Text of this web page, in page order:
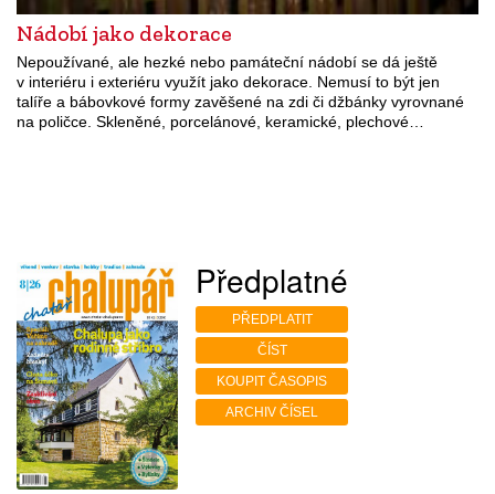
Nádobí jako dekorace
Nepoužívané, ale hezké nebo památeční nádobí se dá ještě
v interiéru i exteriéru využít jako dekorace. Nemusí to být jen
talíře a bábovkové formy zavěšené na zdi či džbánky vyrovnané
na poličce. Skleněné, porcelánové, keramické, plechové…
Předplatné
PŘEDPLATIT
ČÍST
KOUPIT ČASOPIS
ARCHIV ČÍSEL